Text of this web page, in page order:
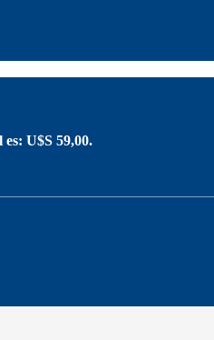
U$S 59,00.